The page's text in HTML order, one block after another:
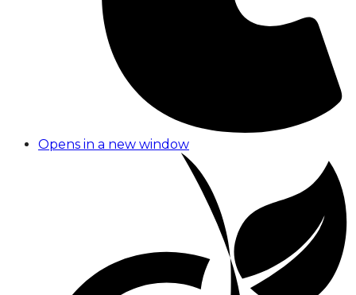
Opens in a new window